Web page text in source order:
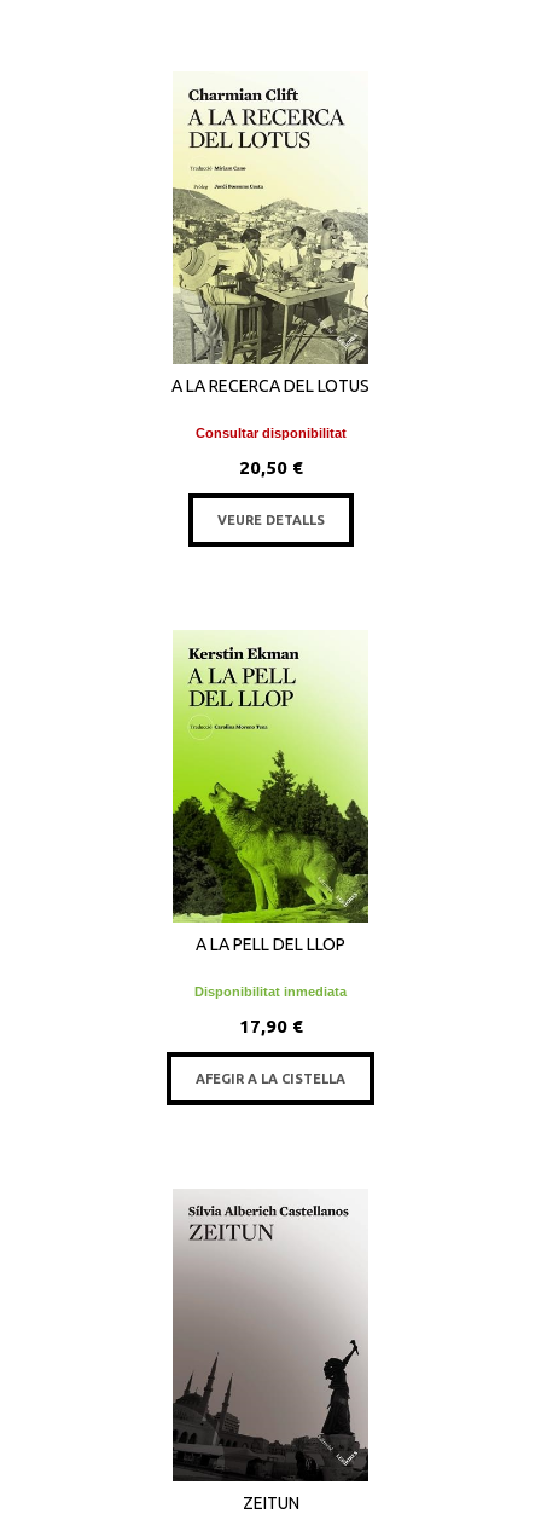
A LA RECERCA DEL LOTUS
Consultar disponibilitat
20,50 €
VEURE DETALLS
A LA PELL DEL LLOP
Disponibilitat inmediata
17,90 €
AFEGIR A LA CISTELLA
ZEITUN